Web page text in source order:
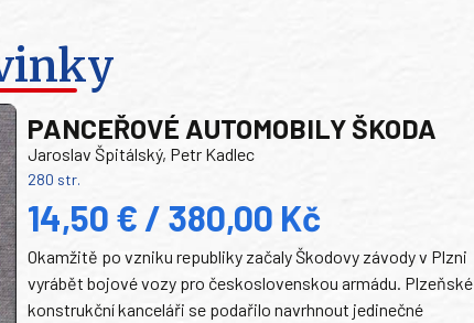
PANCEŘOVÉ AUTOMOBILY ŠKODA
Jaroslav Špitálský, Petr Kadlec
280 str.
14,50 € / 380,00 Kč
Okamžitě po vzniku republiky začaly Škodovy závody v Plzni
vyrábět bojové vozy pro československou armádu. Plzeňské
konstrukční kanceláři se podařilo navrhnout jedinečné